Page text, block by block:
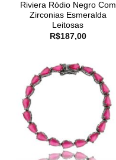
Riviera Ródio Negro Com
Zirconias Esmeralda
Leitosas
R$187,00